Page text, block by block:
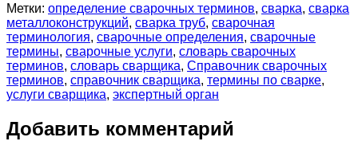
Метки: определение сварочных терминов, сварка, сварка
металлоконструкций, сварка труб, сварочная
терминология, сварочные определения, сварочные
термины, сварочные услуги, словарь сварочных
терминов, словарь сварщика, Справочник сварочных
терминов, справочник сварщика, термины по сварке,
услуги сварщика, экспертный орган
Добавить комментарий